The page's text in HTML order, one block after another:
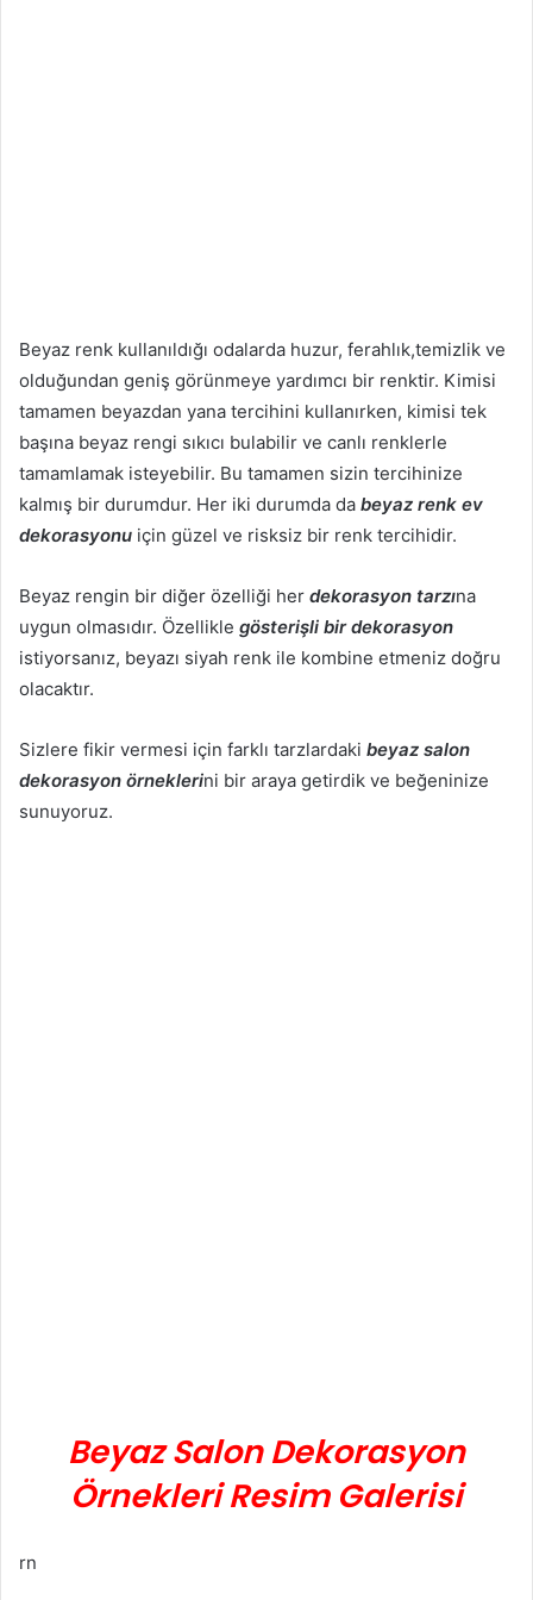
Beyaz renk kullanıldığı odalarda huzur, ferahlık,temizlik ve
olduğundan geniş görünmeye yardımcı bir renktir. Kimisi
tamamen beyazdan yana tercihini kullanırken, kimisi tek
başına beyaz rengi sıkıcı bulabilir ve canlı renklerle
tamamlamak isteyebilir. Bu tamamen sizin tercihinize
kalmış bir durumdur. Her iki durumda da beyaz renk ev
dekorasyonu için güzel ve risksiz bir renk tercihidir.
Beyaz rengin bir diğer özelliği her dekorasyon tarzına
uygun olmasıdır. Özellikle gösterişli bir dekorasyon
istiyorsanız, beyazı siyah renk ile kombine etmeniz doğru
olacaktır.
Sizlere fikir vermesi için farklı tarzlardaki beyaz salon
dekorasyon örneklerini bir araya getirdik ve beğeninize
sunuyoruz.
Beyaz Salon Dekorasyon
Örnekleri Resim Galerisi
rn